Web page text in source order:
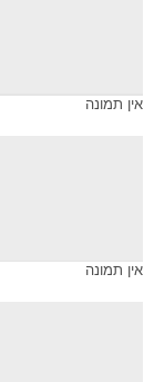
אין תמונה
אין תמונה